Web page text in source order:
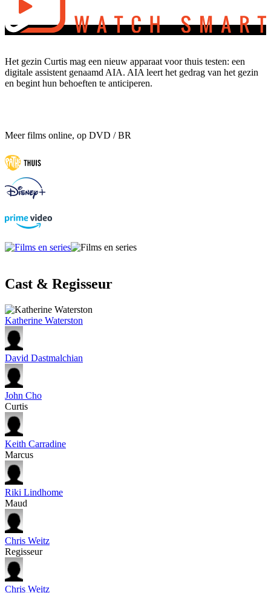
Het gezin Curtis mag een ​​nieuw apparaat voor thuis testen: een
digitale assistent genaamd AIA. AIA leert het gedrag van het gezin
en begint hun behoeften te anticiperen.
Meer films online, op DVD / BR
Cast & Regisseur
Katherine Waterston
David Dastmalchian
John Cho
Curtis
Keith Carradine
Marcus
Riki Lindhome
Maud
Chris Weitz
Regisseur
Chris Weitz